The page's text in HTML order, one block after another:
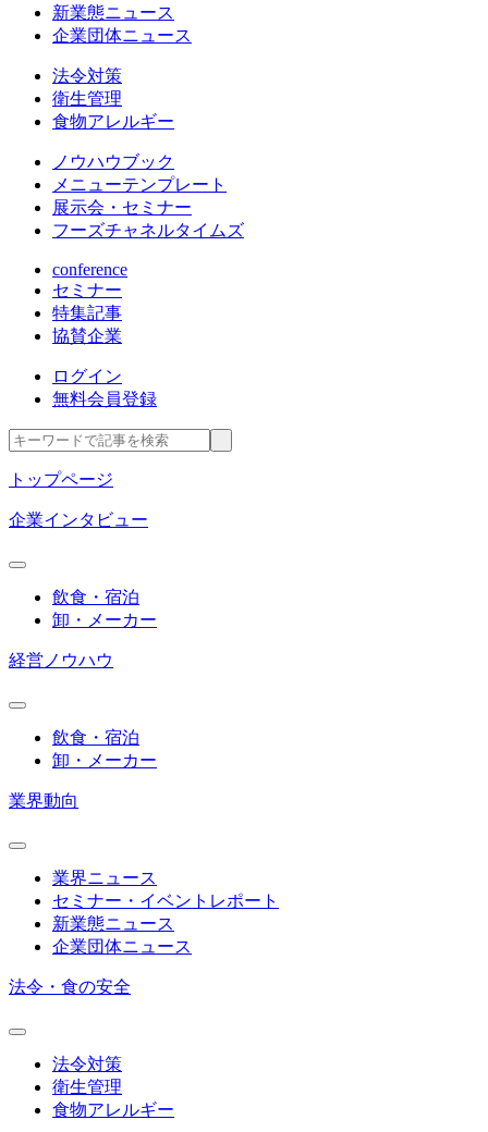
新業態ニュース
企業団体ニュース
法令対策
衛生管理
食物アレルギー
ノウハウブック
メニューテンプレート
展示会・セミナー
フーズチャネルタイムズ
conference
セミナー
特集記事
協賛企業
ログイン
無料会員登録
トップページ
企業インタビュー
飲食・宿泊
卸・メーカー
経営ノウハウ
飲食・宿泊
卸・メーカー
業界動向
業界ニュース
セミナー・イベントレポート
新業態ニュース
企業団体ニュース
法令・食の安全
法令対策
衛生管理
食物アレルギー